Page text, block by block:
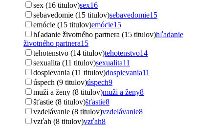
sex (16 titulov)sex16
sebavedomie (15 titulov)sebavedomie15
emócie (15 titulov)emócie15
hľadanie životného partnera (15 titulov)hľadanie
životného partnera15
tehotenstvo (14 titulov)tehotenstvo14
sexualita (11 titulov)sexualita11
dospievania (11 titulov)dospievania11
úspech (9 titulov)úspech9
muži a ženy (8 titulov)muži a ženy8
šťastie (8 titulov)šťastie8
vzdelávanie (8 titulov)vzdelávanie8
vzťah (8 titulov)vzťah8